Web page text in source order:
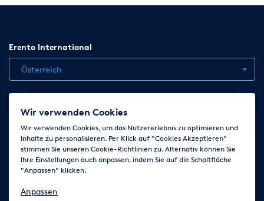
Erento International
Österreich
Jobs Kontakt News
AGB
Impressum Cookie-Einstellungen ändern
Folge uns auf
Wir verwenden Cookies
Wir verwenden Cookies, um das Nutzererlebnis zu optimieren und
Inhalte zu personalisieren. Per Klick auf "Cookies Akzeptieren"
stimmen Sie unseren Cookie-Richtlinien zu. Alternativ können Sie
Ihre Einstellungen auch anpassen, indem Sie auf die Schaltfläche
"Anpassen" klicken.
Anpassen